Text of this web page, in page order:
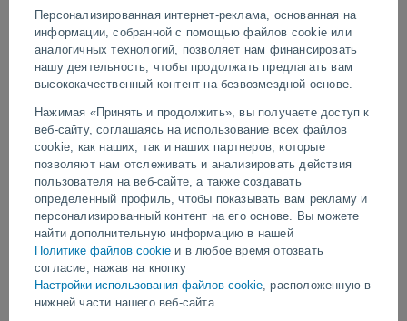
Персонализированная интернет-реклама, основанная на
информации, собранной с помощью файлов cookie или
аналогичных технологий, позволяет нам финансировать
нашу деятельность, чтобы продолжать предлагать вам
высококачественный контент на безвозмездной основе.
Нажимая «Принять и продолжить», вы получаете доступ к
веб-сайту, соглашаясь на использование всех файлов
cookie, как наших, так и наших партнеров, которые
позволяют нам отслеживать и анализировать действия
пользователя на веб-сайте, а также создавать
определенный профиль, чтобы показывать вам рекламу и
персонализированный контент на его основе. Вы можете
найти дополнительную информацию в нашей
Политике файлов cookie и в любое время отозвать
согласие, нажав на кнопку
Настройки использования файлов cookie, расположенную в
нижней части нашего веб-сайта.
Внезапное наводнение застало
врасплох жителей города Аль-
Фарша в Саудовской Аравии
В последние несколько часов в ряде районов Аравийского
полуострова прошли сильные дожди, в результате чего
несколько вади и оврагов вышли из берегов.
видео